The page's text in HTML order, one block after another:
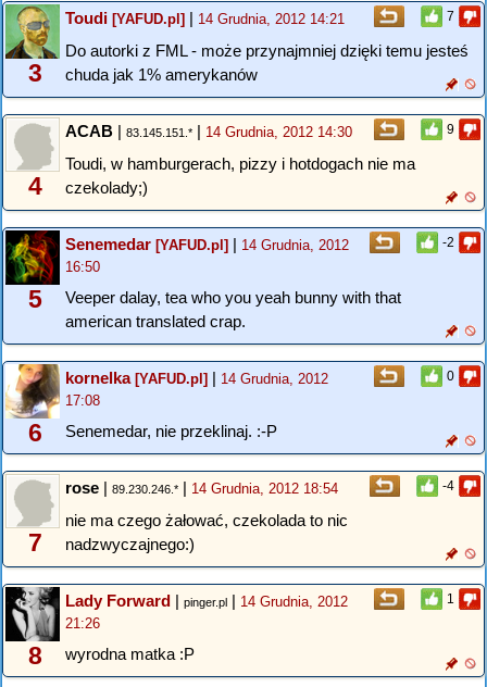
7
3
Toudi [YAFUD.pl] | 14 Grudnia, 2012 14:21
Do autorki z FML - może przynajmniej dzięki temu jesteś
chuda jak 1% amerykanów
9
4
ACAB | 83.145.151.* | 14 Grudnia, 2012 14:30
Toudi, w hamburgerach, pizzy i hotdogach nie ma
czekolady;)
-2
5
Senemedar [YAFUD.pl] | 14 Grudnia, 2012
16:50
Veeper dalay, tea who you yeah bunny with that
american translated crap.
0
6
kornelka[YAFUD.pl] | 14 Grudnia, 2012
17:08
Senemedar, nie przeklinaj. :-P
-4
7
rose | 89.230.246.* | 14 Grudnia, 2012 18:54
nie ma czego żałować, czekolada to nic
nadzwyczajnego:)
1
8
Lady Forward | pinger.pl | 14 Grudnia, 2012
21:26
wyrodna matka :P